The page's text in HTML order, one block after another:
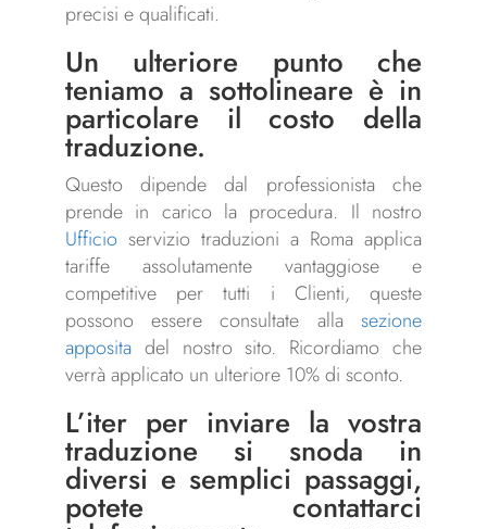
precisi e qualificati.
Un ulteriore punto che
teniamo a sottolineare è in
particolare il costo della
traduzione.
Questo dipende dal professionista che
prende in carico la procedura. Il nostro
Ufficioservizio traduzioni a Roma applica
tariffe assolutamente vantaggiose e
competitive per tutti i Clienti, queste
possono essere consultate allasezione
appositadel nostro sito. Ricordiamo che
verrà applicato un ulteriore 10% di sconto.
L’iter per inviare la vostra
traduzione si snoda in
diversi e semplici passaggi,
potete contattarci